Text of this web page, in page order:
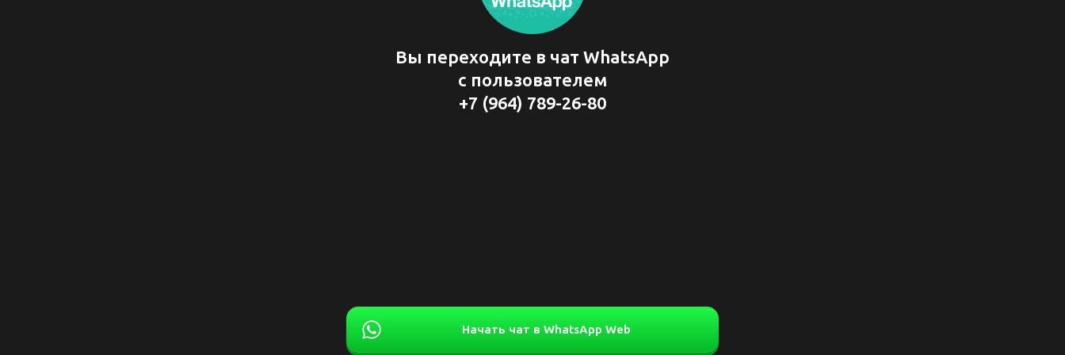
Вы переходите в чат WhatsApp
с пользователем
+7 (964) 789-26-80
Начать чат в WhatsApp Web